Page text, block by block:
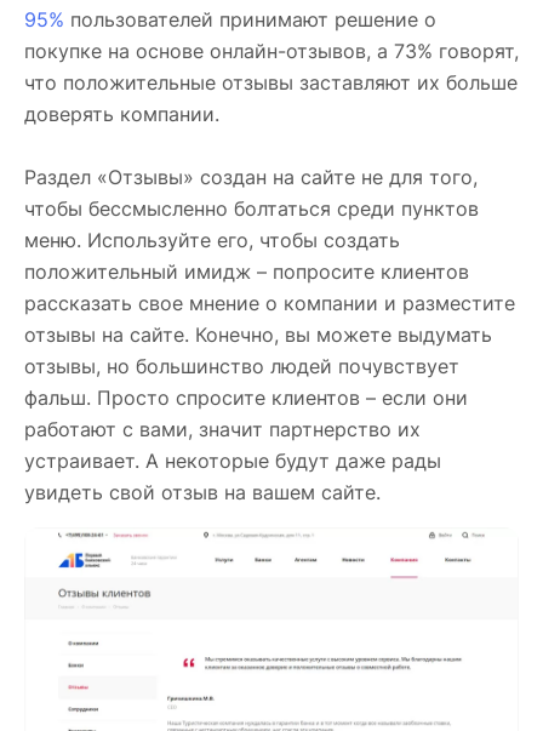
95% пользователей принимают решение о
покупке на основе онлайн-отзывов, а 73% говорят,
что положительные отзывы заставляют их больше
доверять компании.
Раздел «Отзывы» создан на сайте не для того,
чтобы бессмысленно болтаться среди пунктов
меню. Используйте его, чтобы создать
положительный имидж – попросите клиентов
рассказать свое мнение о компании и разместите
отзывы на сайте. Конечно, вы можете выдумать
отзывы, но большинство людей почувствует
фальш. Просто спросите клиентов – если они
работают с вами, значит партнерство их
устраивает. А некоторые будут даже рады
увидеть свой отзыв на вашем сайте.